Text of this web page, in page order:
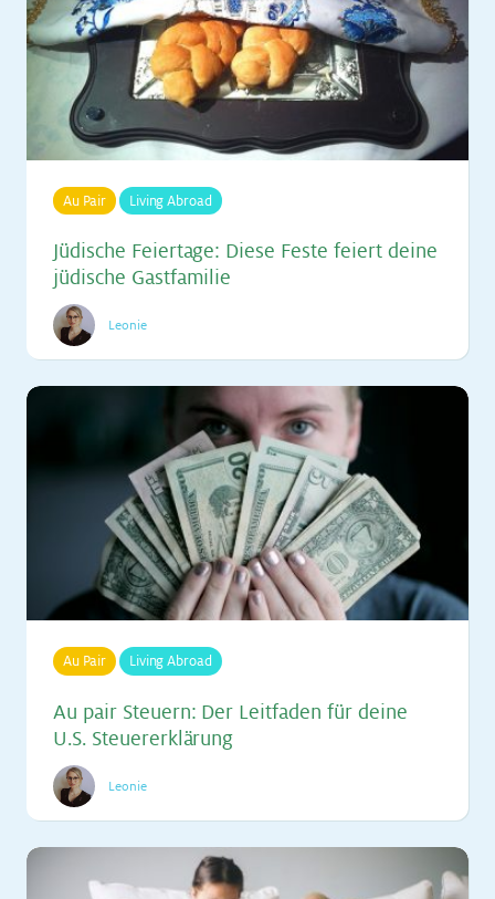
Au Pair Living Abroad
Jü­di­sche Fei­er­ta­ge: Die­se Fes­te fei­ert dei­ne
jü­di­sche Gast­fa­mi­lie
Leonie
Au Pair Living Abroad
Au pair Steu­ern: Der Leit­fa­den für dei­ne
U.S. Steu­er­er­klä­rung
Leonie